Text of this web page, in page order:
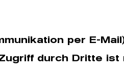
per E-
durch Dritte ist